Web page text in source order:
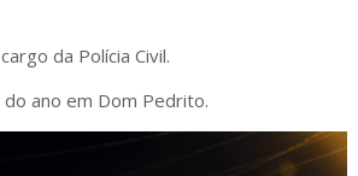
da Polícia Civil.
ano em Dom Pedrito.